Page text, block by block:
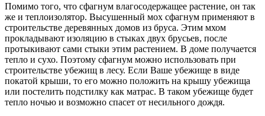
Помимо того, что сфагнум влагосодержащее растение, он так
же и теплоизолятор. Высушенный мох сфагнум применяют в
строительстве деревянных домов из бруса. Этим мхом
прокладывают изоляцию в стыках двух брусьев, после
протыкивают сами стыки этим растением. В доме получается
тепло и сухо. Поэтому сфагнум можно использовать при
строительстве убежищ в лесу. Если Ваше убежище в виде
покатой крыши, то его можно положить на крышу убежища
или постелить подстилку как матрас. В таком убежище будет
тепло ночью и возможно спасет от несильного дождя.